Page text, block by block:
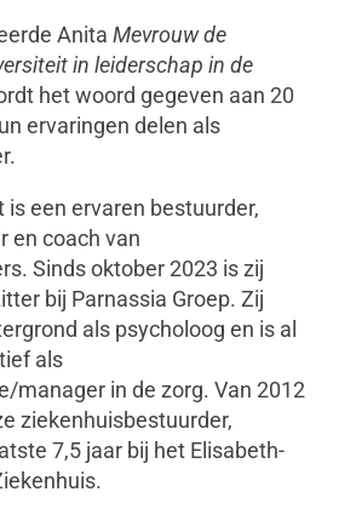
AnitaMevrouw de
in leiderschap in de
het woord gegeven aan 20
ervaringen delen als
is een ervaren bestuurder,
en coach van
Sinds oktober 2023 is zij
bij Parnassia Groep. Zij
als psycholoog en is al
als
manager in de zorg. Van 2012
ziekenhuisbestuurder,
7,5 jaar bij het Elisabeth-